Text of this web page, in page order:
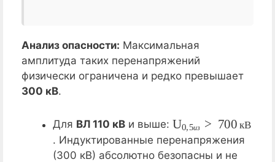
Анализ опасности: Максимальная
амплитуда таких перенапряжений
физически ограничена и редко превышает
300 кВ.
Для ВЛ 110 кВ и выше: из кВ
U >700
. Индуктированные перенапряжения
(300 кВ) абсолютно безопасны и не